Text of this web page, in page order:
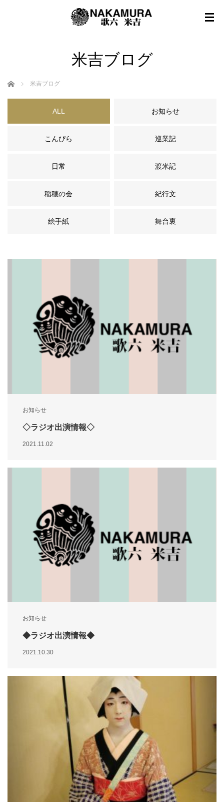
米吉ブログ
ホーム 米吉ブログ
ALL お知らせ
こんぴら 巡業記
日常 渡米記
稲穂の会 紀行文
絵手紙 舞台裏
お知らせ
◇ラジオ出演情報◇
2021.11.02
お知らせ
◆ラジオ出演情報◆
2021.10.30